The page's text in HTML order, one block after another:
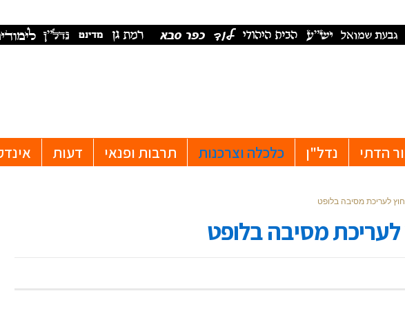
הדתי נדל"ן כלכלה וצרכנות תרבות ופנאי דעות
לעריכת מסיבה בלופט
מסיבה בלופט